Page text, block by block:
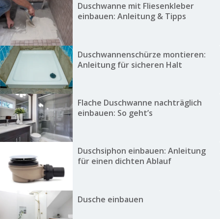
Duschwanne mit Fliesenkleber
einbauen: Anleitung & Tipps
Duschwannenschürze montieren:
Anleitung für sicheren Halt
Flache Duschwanne nachträglich
einbauen: So geht’s
Duschsiphon einbauen: Anleitung
für einen dichten Ablauf
Dusche einbauen